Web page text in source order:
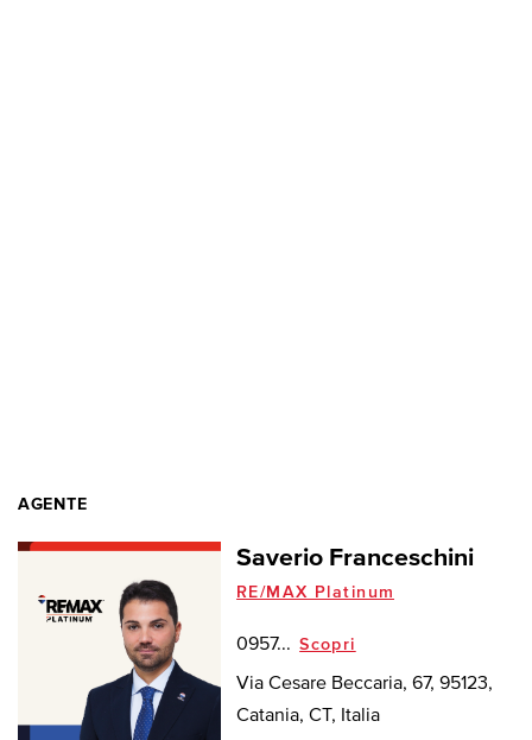
AGENTE
Saverio Franceschini
RE/MAX Platinum
0957... Scopri
Via Cesare Beccaria, 67, 95123,
Catania, CT, Italia